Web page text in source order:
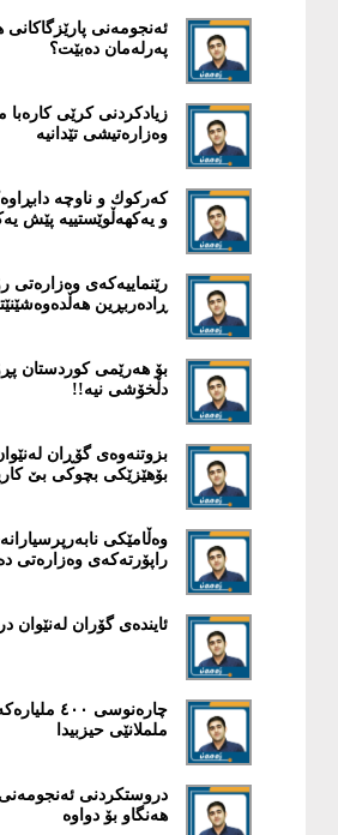
ئەنجومەنى
پەرلەمان دەبێت؟
زیادكردنی كرێی
وەزارەتیشی تێدانیە
كەركوك و ناوچە
و یەکهەڵوێستییە پێش
رێنماییەکەى وەزارەتى
ڕادەربڕین
بۆ هەرێمى کوردستان
دڵخۆشى نیە!!
بزوتنەوەی گۆڕان
بۆهێزێكی بچوكی بێ
وەڵامێکى
راپۆرتەکەى وەزارەتى
ئایندەی گۆران لەنێوان
چارەنوسی
ململانێی حیزبیدا
دروستكردنی
هەنگاو بۆ دواوە